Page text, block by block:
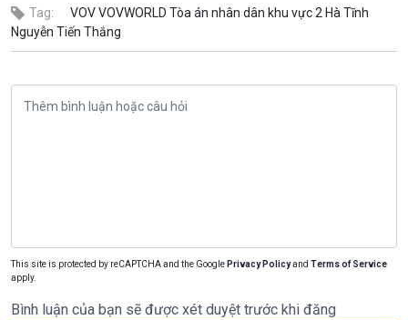
Tag: VOVVOVWORLD Tòa án nhân dân khu vực 2 Hà Tĩnh
Nguyễn Tiến Thắng
This site is protected by reCAPTCHA and the Google Privacy Policyand Terms of Service
apply.
Bình luận của bạn sẽ được xét duyệt trước khi đăng